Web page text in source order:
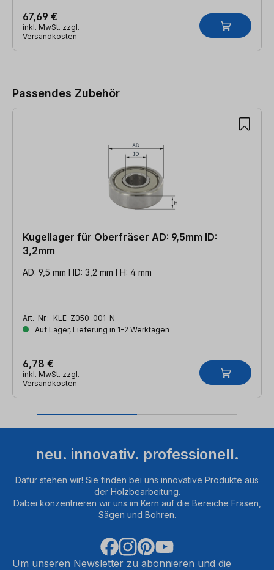
67,69 €
inkl. MwSt. zzgl.
Versandkosten
Passendes Zubehör
Kugellager für Oberfräser AD: 9,5mm ID:
3,2mm
AD: 9,5 mm l ID: 3,2 mm l H: 4 mm
Art.-Nr.: KLE-Z050-001-N
Auf Lager, Lieferung in 1-2 Werktagen
6,78 €
inkl. MwSt. zzgl.
Versandkosten
neu. innovativ. professionell.
Dafür stehen wir! Sie finden bei uns innovative Produkte aus
der Holzbearbeitung.
Dabei konzentrieren wir uns im Kern auf die Bereiche Fräsen,
Sägen und Bohren.
Um unseren Newsletter zu abonnieren und die